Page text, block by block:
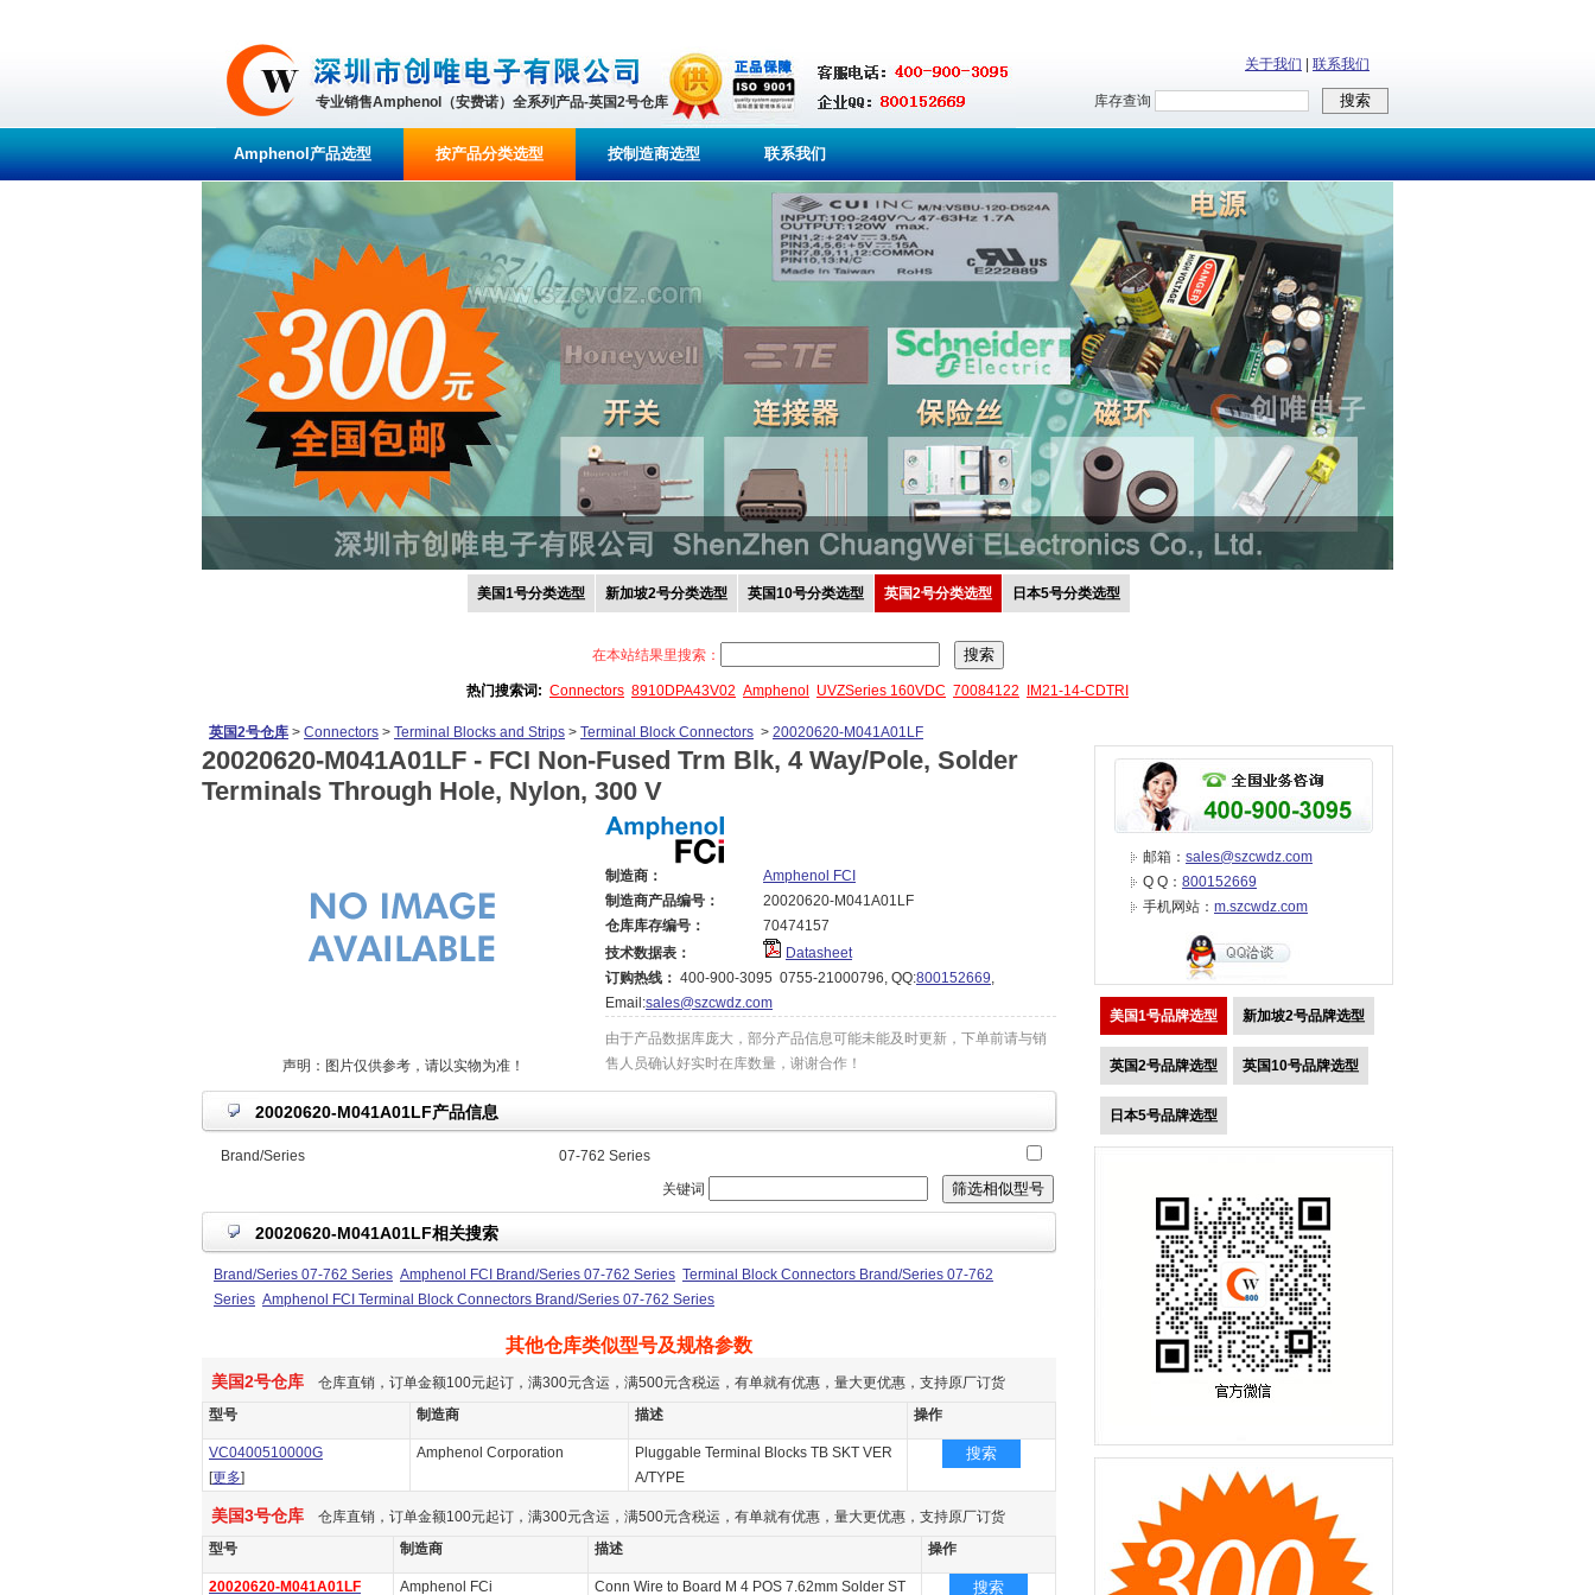
专业销售Amphenol（安费诺）全系列产品-英国2号仓库
关于我们 联系我们
库存查询
Amphenol产品选型 按产品分类选型 按制造商选型 联系我们
美国1号分类选型 新加坡2号分类选型 英国10号分类选型 英国2号分类选型 日本5号分类选型
在本站结果里搜索：
热门搜索词: Connectors 8910DPA43V02 Amphenol UVZSeries 160VDC 70084122 IM21-14-CDTRI
英国2号仓库 > Connectors > Terminal Blocks and Strips > Terminal Block Connectors > 20020620-M041A01LF
20020620-M041A01LF - FCI Non-Fused Trm Blk, 4 Way/Pole, Solder
Terminals Through Hole, Nylon, 300 V
声明：图片仅供参考，请以实物为准！
制造商：
Amphenol FCI
制造商产品编号：
20020620-M041A01LF
仓库库存编号：
70474157
技术数据表：
Datasheet
订购热线： 400-900-3095 0755-21000796, QQ:800152669,
Email:sales@szcwdz.com
由于产品数据库庞大，部分产品信息可能未能及时更新，下单前请与销
售人员确认好实时在库数量，谢谢合作！
20020620-M041A01LF产品信息
Brand/Series
07-762 Series
关键词
20020620-M041A01LF相关搜索
Brand/Series 07-762 Series Amphenol FCI Brand/Series 07-762 Series Terminal Block Connectors Brand/Series 07-762
Series Amphenol FCI Terminal Block Connectors Brand/Series 07-762 Series
其他仓库类似型号及规格参数
美国2号仓库 仓库直销，订单金额100元起订，满300元含运，满500元含税运，有单就有优惠，量大更优惠，支持原厂订货
型号
制造商 描述 操作
VC0400510000G
[更多]
Amphenol Corporation
Pluggable Terminal Blocks TB SKT VER
A/TYPE
搜索
美国3号仓库 仓库直销，订单金额100元起订，满300元含运，满500元含税运，有单就有优惠，量大更优惠，支持原厂订货
型号
制造商 描述 操作
20020620-M041A01LF Amphenol FCi Conn Wire to Board M 4 POS 7.62mm Solder ST 搜索
邮箱： sales@szcwdz.com
Q Q： 800152669
手机网站： m.szcwdz.com
美国1号品牌选型 新加坡2号品牌选型
英国2号品牌选型 英国10号品牌选型
日本5号品牌选型